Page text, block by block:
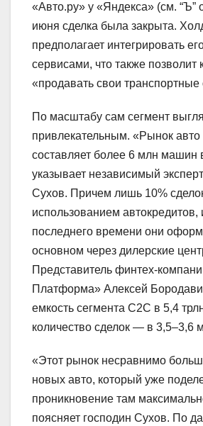
«Авто.ру» у «Яндекса» (см. “Ъ”
июня сделка была закрыта.
предполагает интегрировать
сервисами, что также позволит
«продавать свои транспортные
По масштабу сам сегмент
привлекательным. «Рынок авто
составляет более 6 млн машин
указывает независимый
Сухов. Причем лишь 10%
использованием автокредитов,
последнего времени они
основном через дилерские
Представитель финтех-
Платформа» Алексей
емкость сегмента С2С в 5,4
количество сделок — в 3,5–3,6
«Этот рынок несравнимо
новых авто, который уже
проникновение там
поясняет господин Сухов. По